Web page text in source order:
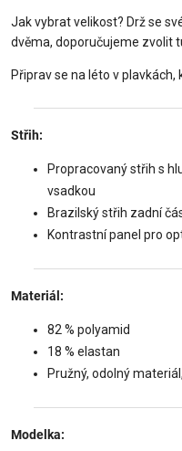
Jak vybrat velikost? Drž se
dvěma, doporučujeme zvolit
Připrav se na léto v plavkách,
Střih:
Propracovaný střih s
vsadkou
Brazilský střih zadní
Kontrastní panel pro
Materiál:
82 % polyamid
18 % elastan
Pružný, odolný
Modelka: